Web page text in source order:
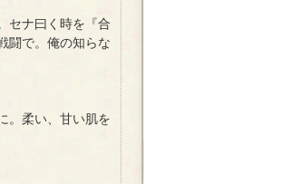
セナ曰く時を『合
闘で。俺の知らな
。柔い、甘い肌を